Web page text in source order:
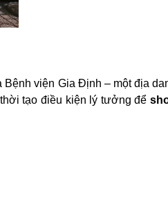
viện Gia Định – một địa
tạo điều kiện lý tưởng để